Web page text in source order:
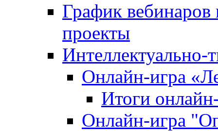
График
проекты
Интеллектуально-
Онлайн-игра
Итоги
Онлайн-игра